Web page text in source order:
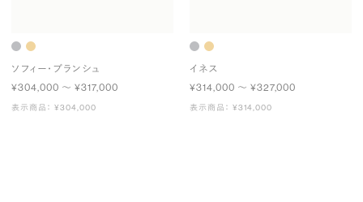
ソフィー・ブランシュ
¥304,000 〜 ¥317,000
表示商品： ¥304,000
イネス
¥314,000 〜 ¥327,000
表示商品： ¥314,000